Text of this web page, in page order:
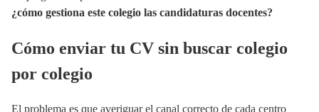
¿cómo gestiona este colegio las candidaturas docentes?
Cómo enviar tu CV sin buscar colegio
por colegio
El problema es que averiguar el canal correcto de cada centro